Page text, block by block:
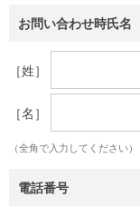
お問い合わせ時氏名
［姓］
［名］
（全角で入力してください）
電話番号